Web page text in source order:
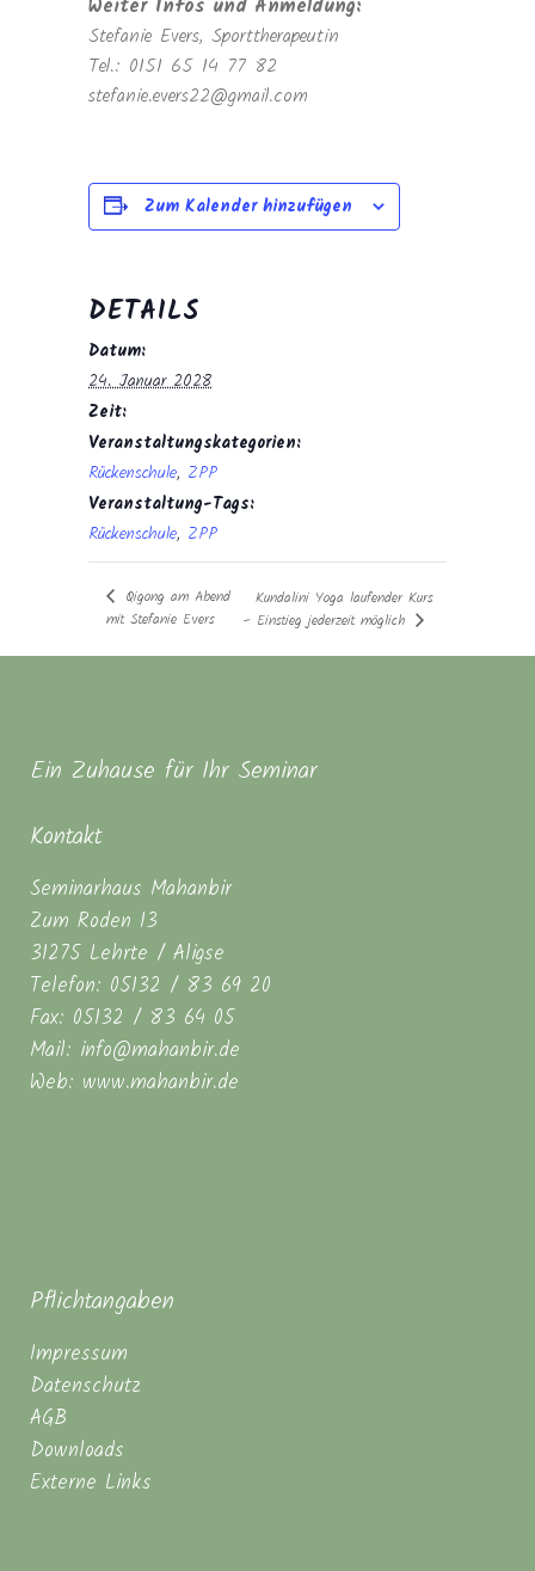
Weiter Infos und Anmeldung:
Stefanie Evers, Sporttherapeutin
Tel.: 0151 65 14 77 82
stefanie.evers22@gmail.com
Zum Kalender hinzufügen
DETAILS
Datum:
24. Januar 2028
Zeit:
Veranstaltungskategorien:
Rückenschule, ZPP
Veranstaltung-Tags:
Rückenschule, ZPP
Qigong am Abend
mit Stefanie Evers
Kundalini Yoga laufender Kurs
– Einstieg jederzeit möglich
Ein Zuhause für Ihr Seminar
Kontakt
Seminarhaus Mahanbir
Zum Roden 13
31275 Lehrte / Aligse
Telefon: 05132 / 83 69 20
Fax: 05132 / 83 64 05
Mail: info@mahanbir.de
Web: www.mahanbir.de
Pflichtangaben
Impressum
Datenschutz
AGB
Downloads
Externe Links